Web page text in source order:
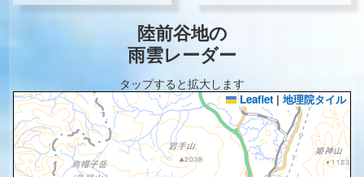
陸前谷地の
雨雲レーダー
タップすると拡大します
Leaflet | 地理院タイル